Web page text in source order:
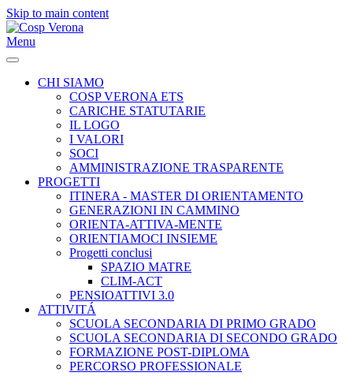
Skip to main content
Menu
CHI SIAMO
COSP VERONA ETS
CARICHE STATUTARIE
IL LOGO
I VALORI
SOCI
AMMINISTRAZIONE TRASPARENTE
PROGETTI
ITINERA - MASTER DI ORIENTAMENTO
GENERAZIONI IN CAMMINO
ORIENTA-ATTIVA-MENTE
ORIENTIAMOCI INSIEME
Progetti conclusi
SPAZIO MATRE
CLIM-ACT
PENSIOATTIVI 3.0
ATTIVITÁ
SCUOLA SECONDARIA DI PRIMO GRADO
SCUOLA SECONDARIA DI SECONDO GRADO
FORMAZIONE POST-DIPLOMA
PERCORSO PROFESSIONALE